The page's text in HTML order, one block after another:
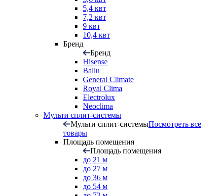
5,4 квт
7,2 квт
9 квт
10,4 квт
Бренд
Бренд
Hisense
Ballu
General Climate
Royal Clima
Electrolux
Neoclima
Мульти сплит-системы
Мульти сплит-системыПосмотреть все
товары
Площадь помещения
Площадь помещения
до 21 м
до 27 м
до 36 м
до 54 м